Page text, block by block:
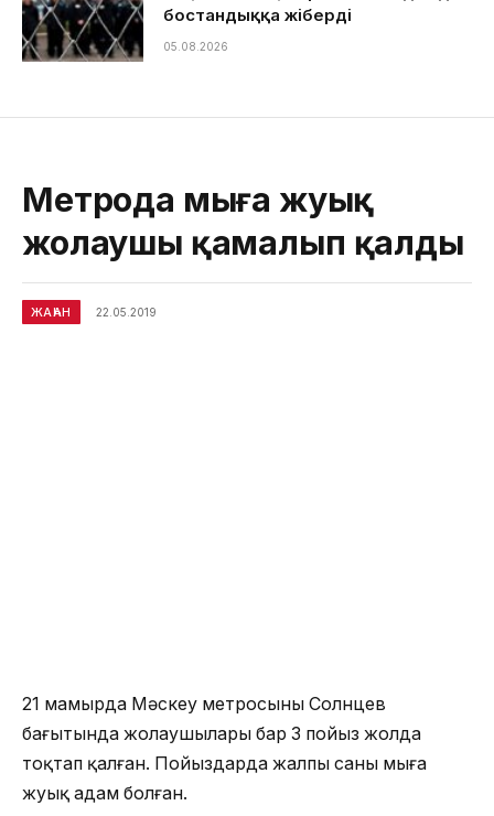
бостандыққа жіберді
05.08.2026
Метрода мыңға жуық
жолаушы қамалып қалды
ЖАҺАН 22.05.2019
21 мамырда Мәскеу метросының Солнцев
бағытында жолаушылары бар 3 пойыз жолда
тоқтап қалған. Пойыздарда жалпы саны мыңға
жуық адам болған.